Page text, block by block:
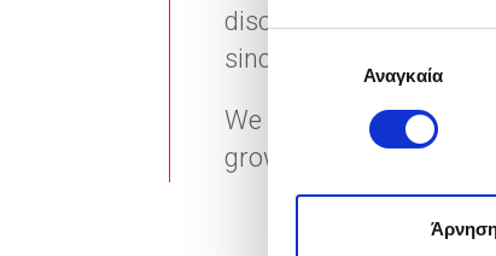
συγκατάθεσηςΑναγκαία
discrimination in the
sincerity and respect.
We compensate our
growth.